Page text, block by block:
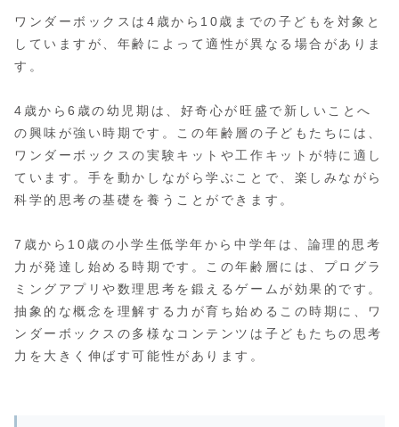
ワンダーボックスは4歳から10歳までの子どもを対象と
していますが、年齢によって適性が異なる場合がありま
す。
4歳から6歳の幼児期は、好奇心が旺盛で新しいことへ
の興味が強い時期です。この年齢層の子どもたちには、
ワンダーボックスの実験キットや工作キットが特に適し
ています。手を動かしながら学ぶことで、楽しみながら
科学的思考の基礎を養うことができます。
7歳から10歳の小学生低学年から中学年は、論理的思考
力が発達し始める時期です。この年齢層には、プログラ
ミングアプリや数理思考を鍛えるゲームが効果的です。
抽象的な概念を理解する力が育ち始めるこの時期に、ワ
ンダーボックスの多様なコンテンツは子どもたちの思考
力を大きく伸ばす可能性があります。